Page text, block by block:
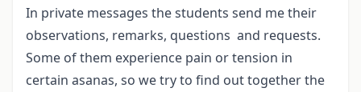
In private messages the students send me their
observations, remarks, questions and requests.
Some of them experience pain or tension in
certain asanas, so we try to find out together the